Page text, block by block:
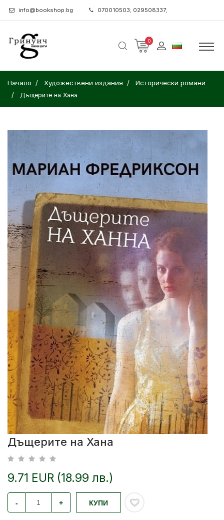
info@bookshop.bg 070010503; 029508337;
0
Начало Художествени издания Исторически романи
Дъщерите на Хана
Дъщерите на Хана
9.71 EUR (18.99 лв.)
- + КУПИ